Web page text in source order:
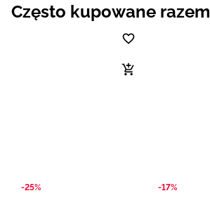
Często kupowane razem
-25% -17%